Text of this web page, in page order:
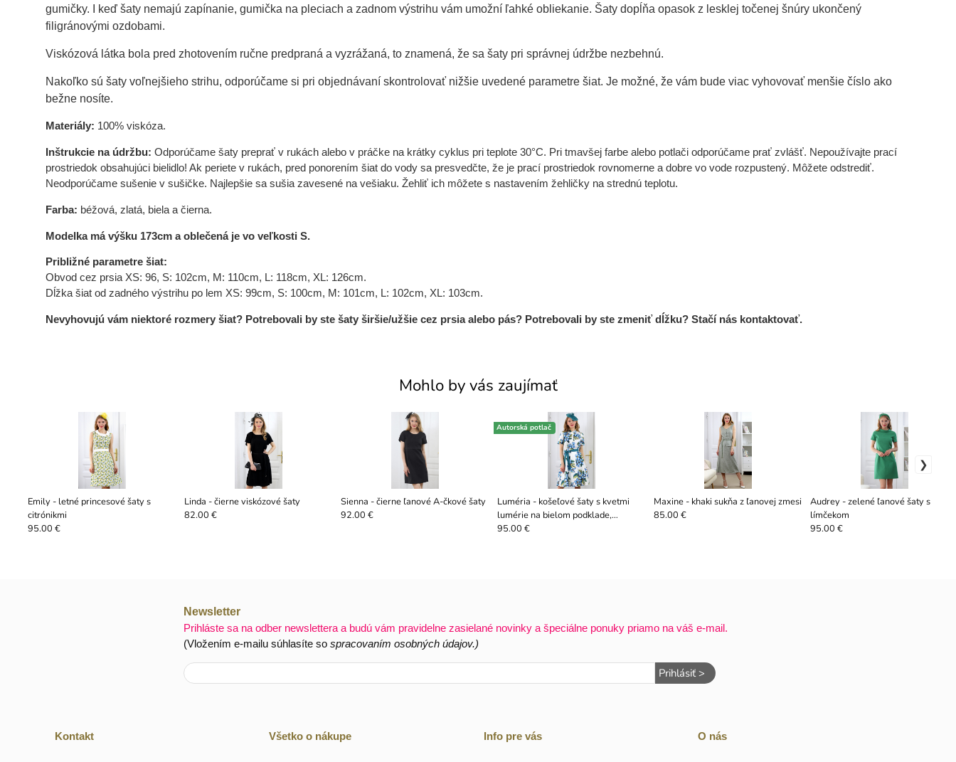
gumičky. I keď šaty nemajú zapínanie, gumička na pleciach a zadnom výstrihu vám umožní ľahké obliekanie. Šaty dopĺňa opasok z lesklej točenej šnúry ukončený
filigránovými ozdobami.
Viskózová látka bola pred zhotovením ručne predpraná a vyzrážaná, to znamená, že sa šaty pri správnej údržbe nezbehnú.
Nakoľko sú šaty voľnejšieho strihu, odporúčame si pri objednávaní skontrolovať nižšie uvedené parametre šiat. Je možné, že vám bude viac vyhovovať menšie číslo ako
bežne nosíte.
Materiály: 100% viskóza.
Inštrukcie na údržbu: Odporúčame šaty preprať v rukách alebo v práčke na krátky cyklus pri teplote 30°C. Pri tmavšej farbe alebo potlači odporúčame prať zvlášť. Nepoužívajte prací
prostriedok obsahujúci bielidlo! Ak periete v rukách, pred ponorením šiat do vody sa presvedčte, že je prací prostriedok rovnomerne a dobre vo vode rozpustený. Môžete odstrediť.
Neodporúčame sušenie v sušičke. Najlepšie sa sušia zavesené na vešiaku. Žehliť ich môžete s nastavením žehličky na strednú teplotu.
Farba: béžová, zlatá, biela a čierna.
Modelka má výšku 173cm a oblečená je vo veľkosti S.
Približné parametre šiat:
Obvod cez prsia XS: 96, S: 102cm, M: 110cm, L: 118cm, XL: 126cm.
Dĺžka šiat od zadného výstrihu po lem XS: 99cm, S: 100cm, M: 101cm, L: 102cm, XL: 103cm.
Nevyhovujú vám niektoré rozmery šiat? Potrebovali by ste šaty širšie/užšie cez prsia alebo pás? Potrebovali by ste zmeniť dĺžku? Stačí nás kontaktovať.
Mohlo by vás zaujímať
Emily - letné princesové šaty s
citrónikmi
95.00 €
Linda - čierne viskózové šaty
82.00 €
Sienna - čierne ľanové A-čkové šaty
92.00 €
Luméria - košeľové šaty s kvetmi
lumérie na bielom podklade,
autorská potlač
Autorská potlač
95.00 €
Maxine - khaki sukňa z ľanovej zmesi
85.00 €
Audrey - zelené ľanové šaty s
límčekom
95.00 €
Newsletter
Prihláste sa na odber newslettera a budú vám pravidelne zasielané novinky a špeciálne ponuky priamo na váš e-mail.
(Vložením e-mailu súhlasíte so spracovaním osobných údajov.)
Prihlásiť >
Kontakt Všetko o nákupe Info pre vás O nás